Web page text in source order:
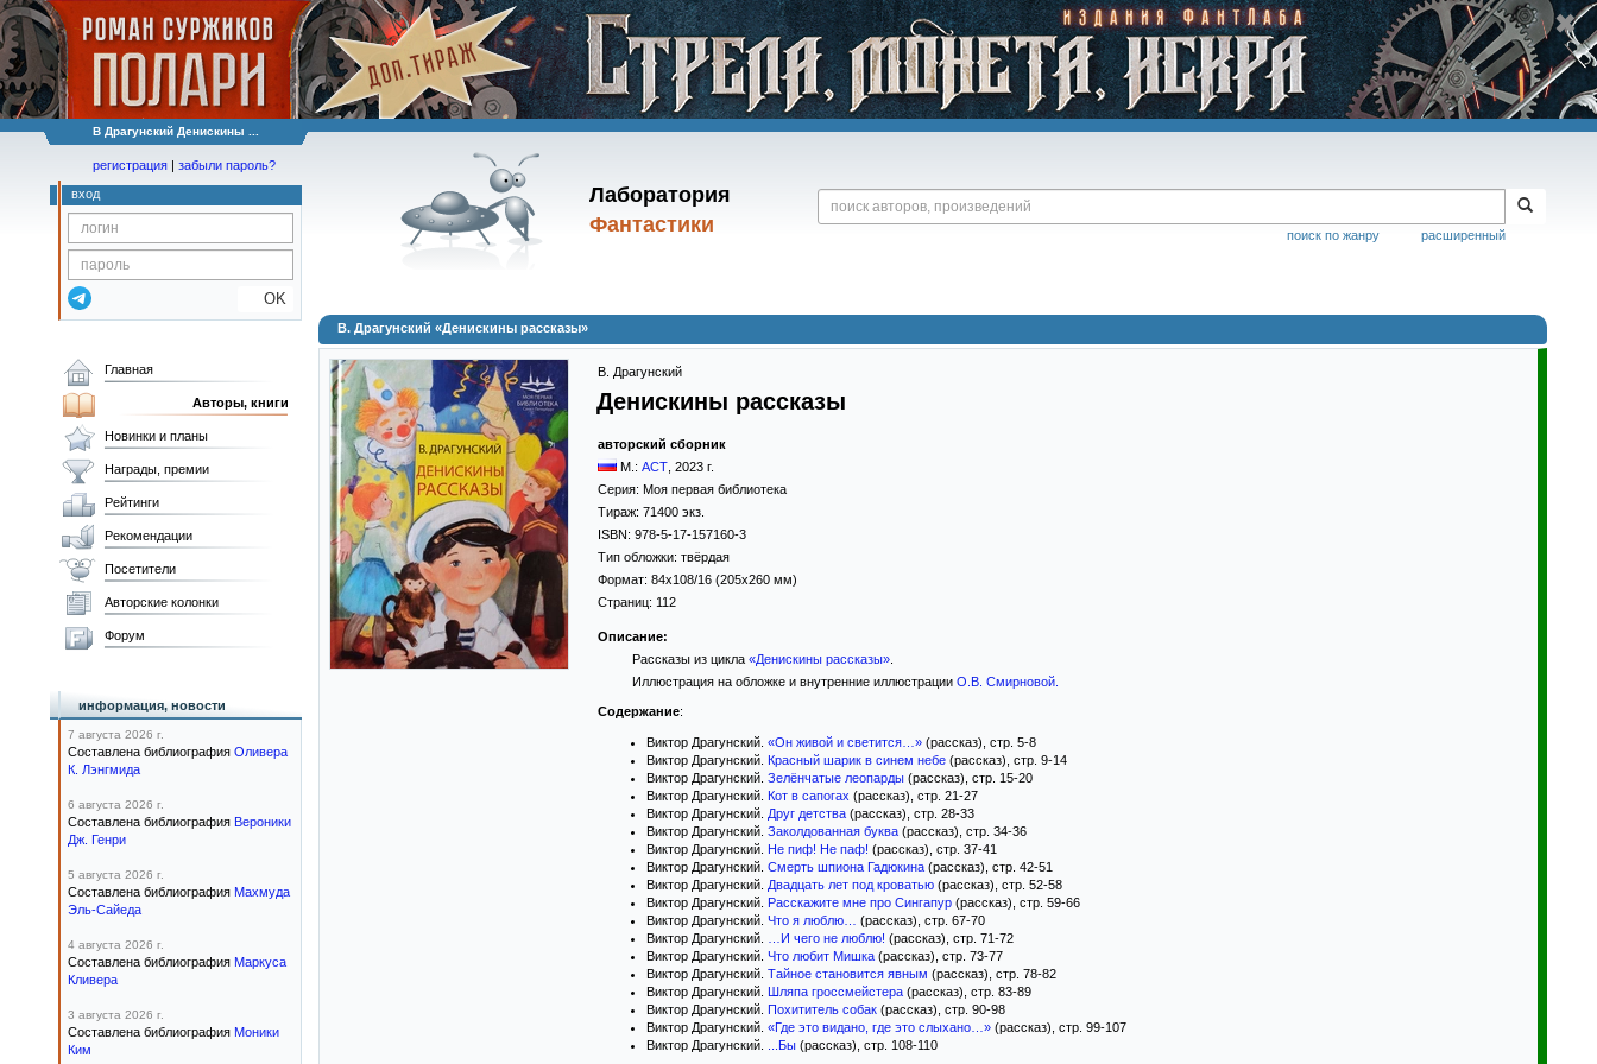
В Драгунский Денискины ...
Лаборатория
Фантастики
расширенный
поиск по жанру
регистрация | забыли пароль?
вход
OK
В. Драгунский «Денискины рассказы»
В. Драгунский
Денискины рассказы
авторский сборник
М.: АСТ 2023 г.
Серия: Моя первая библиотека
Тираж: 71400 экз.
ISBN: 978-5-17-157160-3
Тип обложки: твёрдая
Формат: 84x108/16 (205x260 мм)
Страниц: 112
Описание:
Рассказы из цикла «Денискины рассказы».
Иллюстрация на обложке и внутренние иллюстрации О.В. Смирновой.
Содержание:
Виктор Драгунский. «Он живой и светится…» (рассказ), стр. 5-8
Виктор Драгунский. Красный шарик в синем небе (рассказ), стр. 9-14
Виктор Драгунский. Зелёнчатые леопарды (рассказ), стр. 15-20
Виктор Драгунский. Кот в сапогах (рассказ), стр. 21-27
Виктор Драгунский. Друг детства (рассказ), стр. 28-33
Виктор Драгунский. Заколдованная буква (рассказ), стр. 34-36
Виктор Драгунский. Не пиф! Не паф! (рассказ), стр. 37-41
Виктор Драгунский. Смерть шпиона Гадюкина (рассказ), стр. 42-51
Виктор Драгунский. Двадцать лет под кроватью (рассказ), стр. 52-58
Виктор Драгунский. Расскажите мне про Сингапур (рассказ), стр. 59-66
Виктор Драгунский. Что я люблю…
(рассказ), стр. 67-70
Виктор Драгунский.
…И чего не люблю! (рассказ), стр. 71-72
Виктор Драгунский. Что любит Мишка (рассказ), стр. 73-77
Виктор Драгунский. Тайное становится явным (рассказ), стр. 78-82
Виктор Драгунский. Шляпа гроссмейстера (рассказ), стр. 83-89
Виктор Драгунский. Похититель собак (рассказ), стр. 90-98
Виктор Драгунский. «Где это видано, где это слыхано…» (рассказ), стр. 99-107
Виктор Драгунский.
...Бы (рассказ), стр. 108-110
Главная
Авторы, книги
Новинки и планы
Награды, премии
Рейтинги
Рекомендации
Посетители
Авторские колонки
Форум
информация, новости
7 августа 2026 г.
Составлена библиография Оливера
К. Лэнгмида
6 августа 2026 г.
Составлена библиография Вероники
Дж. Генри
5 августа 2026 г.
Составлена библиография Махмуда
Эль-Сайеда
4 августа 2026 г.
Составлена библиография Маркуса
Кливера
3 августа 2026 г.
Составлена библиография Моники
Ким